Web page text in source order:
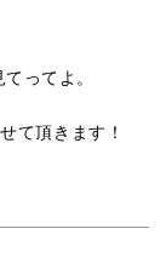
ってよ。
て頂きます！